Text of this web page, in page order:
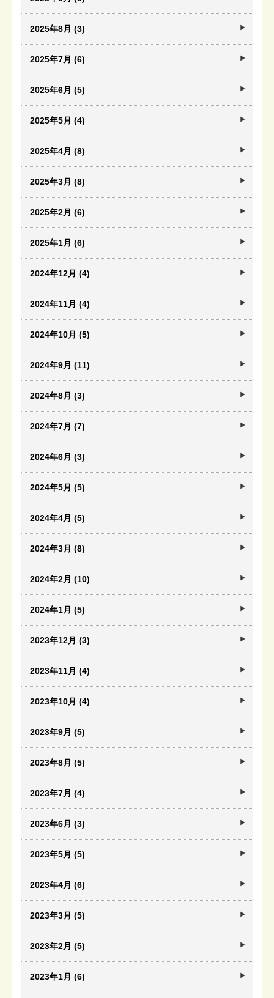
2025年8月 (3)
2025年7月 (6)
2025年6月 (5)
2025年5月 (4)
2025年4月 (8)
2025年3月 (8)
2025年2月 (6)
2025年1月 (6)
2024年12月 (4)
2024年11月 (4)
2024年10月 (5)
2024年9月 (11)
2024年8月 (3)
2024年7月 (7)
2024年6月 (3)
2024年5月 (5)
2024年4月 (5)
2024年3月 (8)
2024年2月 (10)
2024年1月 (5)
2023年12月 (3)
2023年11月 (4)
2023年10月 (4)
2023年9月 (5)
2023年8月 (5)
2023年7月 (4)
2023年6月 (3)
2023年5月 (5)
2023年4月 (6)
2023年3月 (5)
2023年2月 (5)
2023年1月 (6)